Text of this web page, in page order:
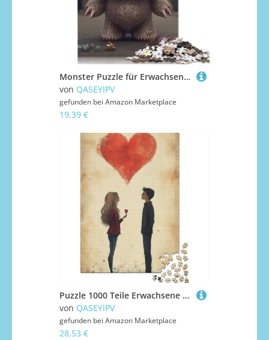
Monster Puzzle für Erwachsene, 1000 Teile, für Jugendliche, Lernspiel, Herausforderung, 1000 Teile (38 x 26 cm)
von QASEYIPV
gefunden bei Amazon Marketplace
19,39 €
Puzzle 1000 Teile Erwachsene Puzzle Glückliche Liebhaber Holzpuzzle Familie Dekoration 1000 Teile (75x50cm)
von QASEYIPV
gefunden bei Amazon Marketplace
28,53 €